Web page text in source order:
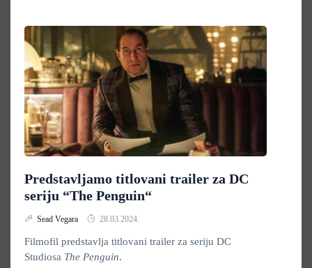
Predstavljamo titlovani trailer za DC
seriju “The Penguin“
Sead Vegara 28.03.2024.
Filmofil predstavlja titlovani trailer za seriju DC
Studiosa The Penguin.